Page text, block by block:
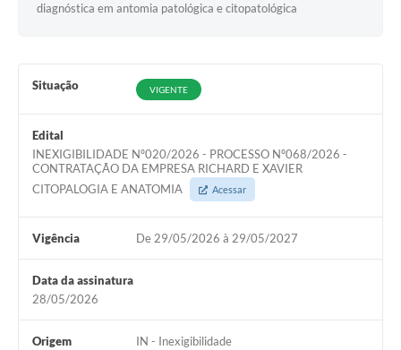
diagnóstica em antomia patológica e citopatológica
Situação VIGENTE
Edital
INEXIGIBILIDADE Nº020/2026 - PROCESSO Nº068/2026 -
CONTRATAÇÃO DA EMPRESA RICHARD E XAVIER
CITOPALOGIA E ANATOMIA
Acessar
Vigência De 29/05/2026 à 29/05/2027
Data da assinatura
28/05/2026
Origem IN - Inexigibilidade